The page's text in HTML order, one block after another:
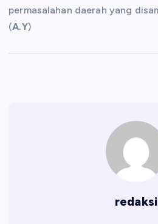
permasalahan daerah yang
(A.Y)
redaksi